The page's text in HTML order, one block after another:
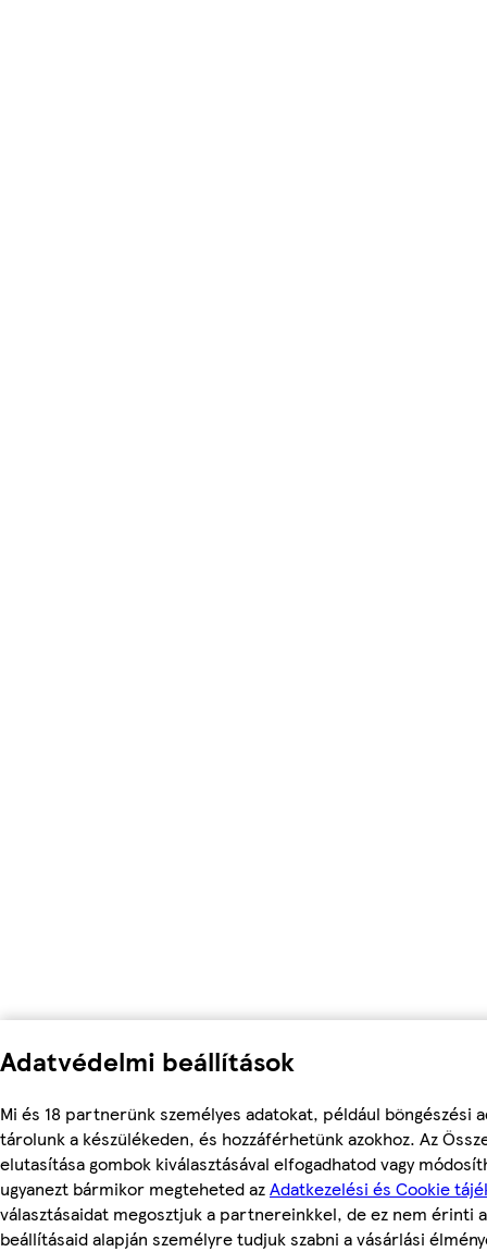
Adatvédelmi beállítások
Mi és 18 partnerünk személyes adatokat, például böngészési
tárolunk a készülékeden, és hozzáférhetünk azokhoz. Az
elutasítása gombok kiválasztásával elfogadhatod vagy
ugyanezt bármikor megteheted azAdatkezelési és Cookie
választásaidat megosztjuk a partnereinkkel, de ez nem érinti
beállításaid alapján személyre tudjuk szabni a vásárlási